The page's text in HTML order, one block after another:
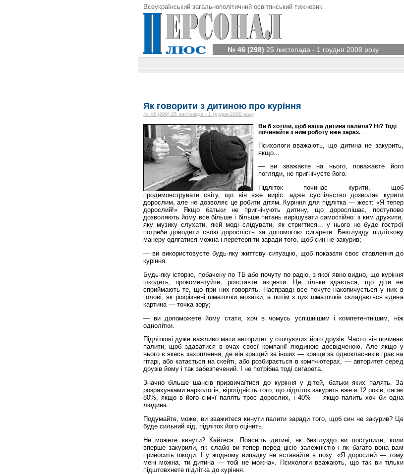
Всеукраїнський загальнополітичний освітянський тижневик
№ 46 (298) 25 листопада - 1 грудня 2008 року
Як говорити з дитиною про куріння
№ 46 (298) 25 листопада - 1 грудня 2008 року
Ви б хотіли, щоб ваша дитина палила? Ні? Тоді
починайте з ним роботу вже зараз.
Психологи вважають, що дитина не закурить,
якщо...
— ви зважаєте на нього, поважаєте його
погляди, не пригнічуєте його.
Підліток починає курити, щоб
продемонструвати світу, що він вже виріс: адже суспільство дозволяє курити
дорослим, але не дозволяє це робити дітям. Куріння для підлітка — жест: «Я тепер
дорослий!» Якщо батьки не пригнічують дитину, що дорослішає, поступово
дозволяють йому все більше і більше питань вирішувати самостійно: з ким дружити,
яку музику слухати, якій моді слідувати, як стригтися... у нього не буде гострої
потреби доводити свою дорослість за допомогою сигарети. Безглузду підліткову
манеру одягатися можна і перетерпіти заради того, щоб син не закурив;
— ви використовуєте будь-яку життєву ситуацію, щоб показати своє ставлення до
куріння.
Будь-яку історію, побачену по ТБ або почуту по радіо, з якої явно видно, що куріння
шкодить, прокоментуйте, розставте акценти. Це тільки здається, що діти не
сприймають те, що при них говорять. Насправді все почуте накопичується у них в
голові, як розрізнені шматочки мозаїки, а потім з цих шматочків складається єдина
картина — точка зору;
— ви допоможете йому стати, хоч в чомусь успішнішим і компетентнішим, ніж
однолітки.
Підліткові дуже важливо мати авторитет у оточуючих його друзів. Часто він починає
палити, щоб здаватися в очах своєї компанії людиною досвідченою. Але якщо у
нього є якесь захоплення, де він кращий за інших — краще за однокласників грає на
гітарі, або катається на скейті, або розбирається в комп«ютерах, — авторитет серед
друзів йому і так забезпечений. І не потрібна тоді сигарета.
Значно більше шансів призвичаїтися до куріння у дітей, батьки яких палять. За
розрахунками наркологів, вірогідність того, що підліток закурить вже в 12 років, сягає
80%, якщо в його сім«ї палять троє дорослих, і 40% — якщо палить хоч би одна
людина.
Подумайте, може, ви зважитеся кинути палити заради того, щоб син не закурив? Це
буде сильний хід, підліток його оцінить.
Не можете кинути? Кайтеся. Поясніть дитині, як безглуздо ви поступили, коли
вперше закурили, як слабкі ви тепер перед цією залежністю і як багато вона вам
приносить шкоди. І у жодному випадку не вставайте в позу: «Я дорослий — тому
мені можна, ти дитина — тобі не можна». Психологи вважають, що так ви тільки
підштовхнете підлітка до куріння.